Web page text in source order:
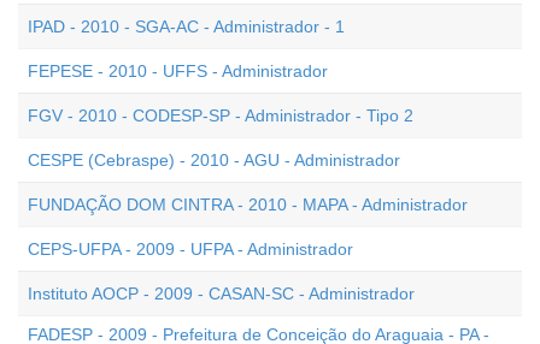
IPAD - 2010 - SGA-AC - Administrador - 1
FEPESE - 2010 - UFFS - Administrador
FGV - 2010 - CODESP-SP - Administrador - Tipo 2
CESPE (Cebraspe) - 2010 - AGU - Administrador
FUNDAÇÃO DOM CINTRA - 2010 - MAPA - Administrador
CEPS-UFPA - 2009 - UFPA - Administrador
Instituto AOCP - 2009 - CASAN-SC - Administrador
FADESP - 2009 - Prefeitura de Conceição do Araguaia - PA -